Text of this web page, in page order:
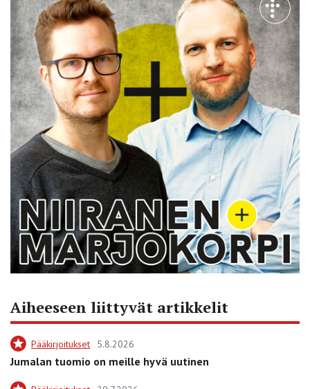
Aiheeseen liittyvät artikkelit
Pääkirjoitukset 5.8.2026
Jumalan tuomio on meille hyvä uutinen